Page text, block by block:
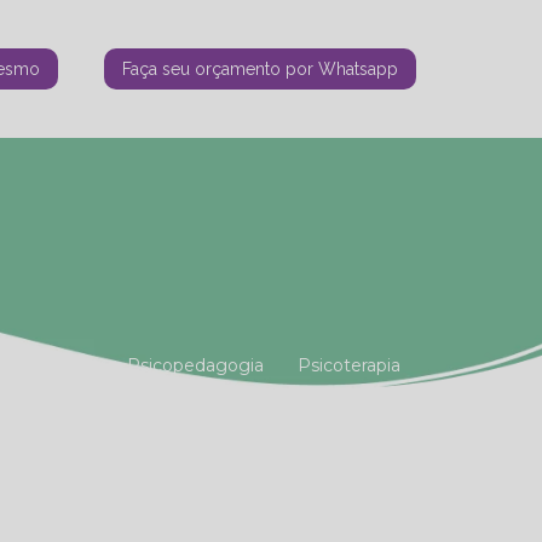
Faça seu orçamento por Whatsapp
Psicopedagogia Psicoterapia